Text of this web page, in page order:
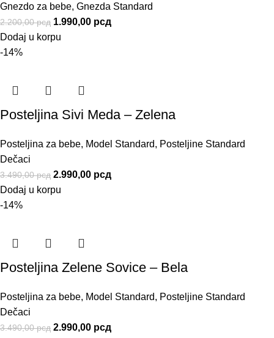
Gnezdo za bebe, Gnezda Standard
2.200,00рсд 1.990,00 рсд
Dodaj u korpu
-14%
Posteljina Sivi Meda – Zelena
Posteljina za bebe, Model Standard, Posteljine Standard
Dečaci
3.490,00рсд 2.990,00 рсд
Dodaj u korpu
-14%
Posteljina Zelene Sovice – Bela
Posteljina za bebe, Model Standard, Posteljine Standard
Dečaci
3.490,00рсд 2.990,00 рсд